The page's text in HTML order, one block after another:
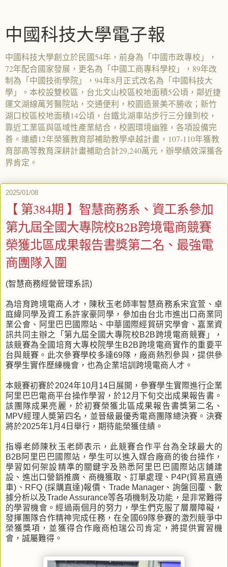
中國科技大學電子報
中國科技大學創立於民國54年，前身為「中國市政專校」，
72年配合國家發展，更名為「中國工商專科學校」，89年改
制為「中國技術學院」，94年8月正式改名為「中國科技大
學」。本校設雙校區，台北文山校區校地面積5公頃，鄰近捷
運文湖線萬芳醫院站，交通便利，校園造景美不勝收；新竹
湖口校區校地面積14公頃，台鐵北湖車站步行三分鐘到校，
靠近工業區與區域性產業結合，校園環境幽雅，各項設備完
善。連續12年榮獲教育部補助教學卓越計畫，107-110年獲教
育部高等教育深耕計畫補助合計29,240萬元，辦學績效深獲各
界肯定。
2025/01/08
【 第384期 】智慧商務系、資工系參加
第九屆全國大專院校B2B跨境電商競賽
榮獲北區成果報告書獎第二名、最強電
商團隊入圍
(智慧商務經營管理系訊)
為培育跨境電商人才，陳秋玉老師率智慧商務系宋宜萱、卓
庭緯同學及資工系許家豪同學，參加由台北市進出口商業同
業公會、阿里巴巴國際站、中華國際經貿研究學會、嘉業資
訊共同主辦之「第九屆全國大專院校B2B跨境電商競賽」，
該競賽為全國培育大專校院學生B2B跨境電商實作的重要平
台與競賽。此次參賽學校多達69隊，廠商熱烈參與，提供參
賽學生實作歷練機會，也為企業培訓跨境電商人才。
本競賽初賽於2024年10月14日展開，參賽學生實際進行企業
阿里巴巴電商平台操作學習，於12月下旬交出成果報告書。
該團隊成果亮麗，於初賽榮獲北區成果報告書獎第二名、
MPV經理人奬第四名，並晉級最優秀電商團隊總決賽。決賽
將於2025年1月4日舉行，期待能榮獲佳績。
指導老師陳秋玉老師表示，此競賽合作平台為全球最大的
B2B阿里巴巴國際站，學生可以進入媒合廠商的後台操作，
學習如何架設精準的關鍵字及熟悉阿里巴巴國際站店鋪建
設、進出口營銷推廣、商機獲取、訂單處理、P4P(貿易直通
車)、RFQ (採購直達)報價、Trade Manager、詢盤回覆、數
據分析以及Trade Assurance等各項機制及功能，是非常難得
的學習機會。經過兩個月的努力，學生們克服了層層障礙，
發揮團隊合作精神完成任務，在全國69隊參賽的激烈競爭中
榮獲獎項，並獲得合作廠商柏瑞公司肯定，將提供實習機
會，誠屬難得。